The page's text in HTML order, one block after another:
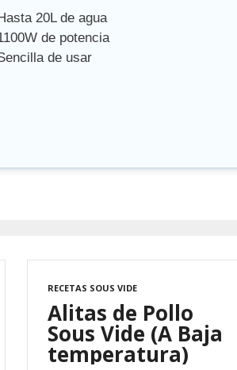
20L de agua
de potencia
de usar
RECETAS SOUS VIDE
Alitas de Pollo
Sous Vide (A Baja
temperatura)